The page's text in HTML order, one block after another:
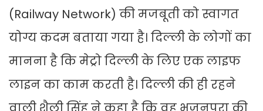
(Railway Network) की मजबूती को स्वागत
योग्य कदम बताया गया है। दिल्ली के लोगों का
मानना है कि मेट्रो दिल्ली के लिए एक लाइफ
लाइन का काम करती है। दिल्ली की ही रहने